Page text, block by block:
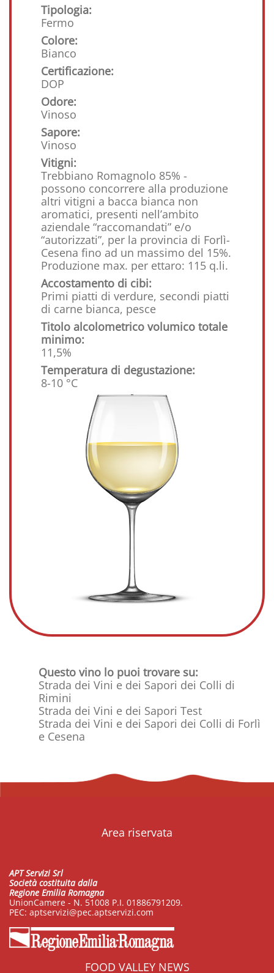
Tipologia:
Fermo
Colore:
Bianco
Certificazione:
DOP
Odore:
Vinoso
Sapore:
Vinoso
Vitigni:
Trebbiano Romagnolo 85% -
possono concorrere alla produzione
altri vitigni a bacca bianca non
aromatici, presenti nell’ambito
aziendale “raccomandati” e/o
“autorizzati”, per la provincia di Forlì-
Cesena fino ad un massimo del 15%.
Produzione max. per ettaro: 115 q.li.
Accostamento di cibi:
Primi piatti di verdure, secondi piatti
di carne bianca, pesce
Titolo alcolometrico volumico totale
minimo:
11,5%
Temperatura di degustazione:
8-10 °C
Questo vino lo puoi trovare su:
Strada dei Vini e dei Sapori dei Colli di
Rimini
Strada dei Vini e dei Sapori Test
Strada dei Vini e dei Sapori dei Colli di Forlì
e Cesena
APT Servizi Srl
Società costituita dalla
Regione Emilia Romagna
UnionCamere - N. 51008 P.I. 01886791209.
PEC: aptservizi@pec.aptservizi.com
Area riservata
FOOD VALLEY NEWS